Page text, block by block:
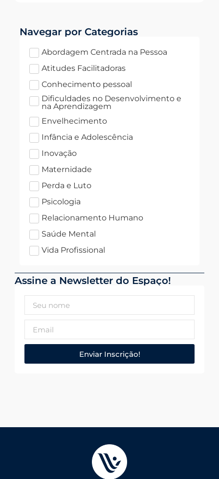
Navegar por Categorias
Abordagem Centrada na Pessoa
Atitudes Facilitadoras
Conhecimento pessoal
Dificuldades no Desenvolvimento e
na Aprendizagem
Envelhecimento
Infância e Adolescência
Inovação
Maternidade
Perda e Luto
Psicologia
Relacionamento Humano
Saúde Mental
Vida Profissional
Assine a Newsletter do Espaço!
Enviar Inscrição!